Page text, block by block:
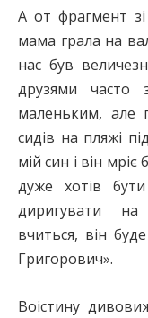
А от фрагмент
мама грала на
нас був
друзями часто
маленьким, але
сидів на пляжі
мій син і він
дуже хотів
диригувати на
вчиться, він
Григорович».
Воістину